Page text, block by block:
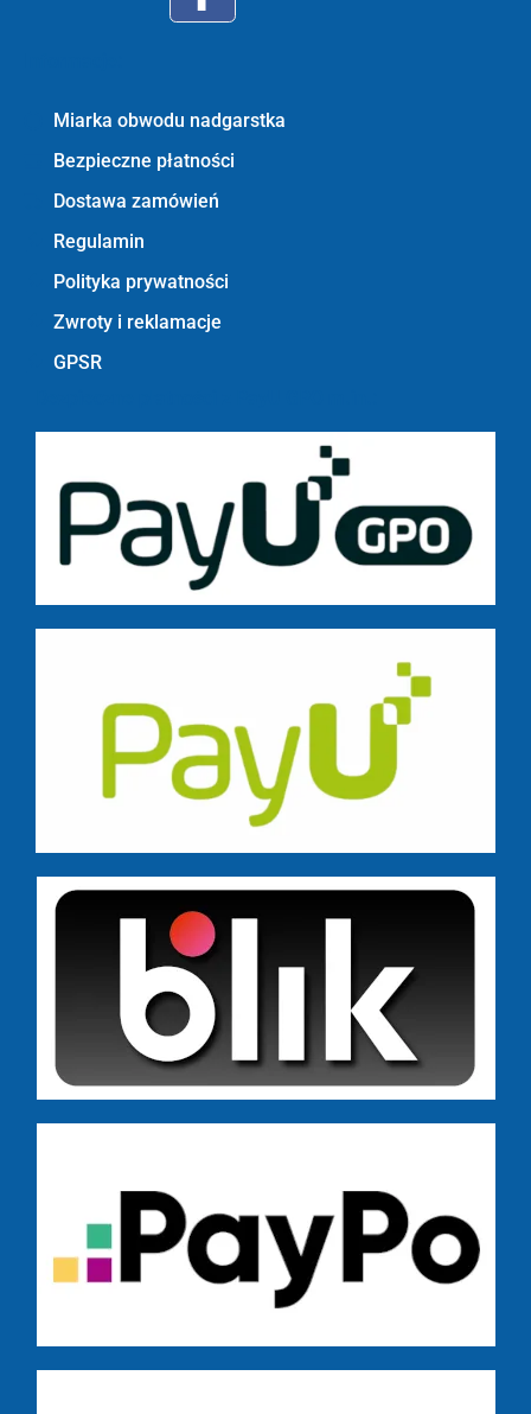
Miarka obwodu nadgarstka
Bezpieczne płatności
Dostawa zamówień
Regulamin
Polityka prywatności
Zwroty i reklamacje
GPSR